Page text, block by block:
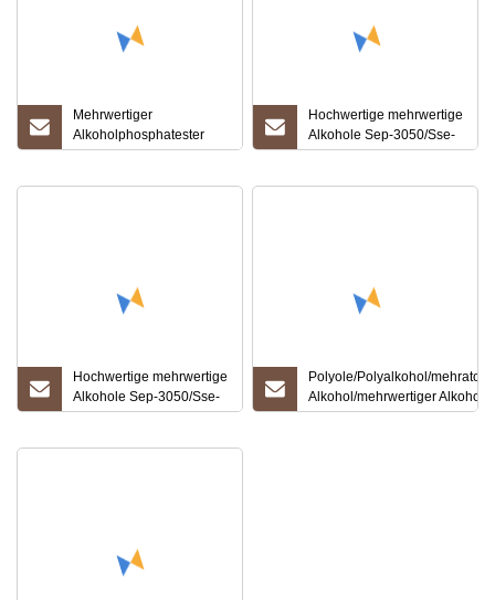
Mehrwertiger
Alkoholphosphatester
(PAPE) 50 %
Hochwertige mehrwertige
Alkohole Sep-3050/Sse-
2028/Sse-2038
Hochwertige mehrwertige
Alkohole Sep-3050/Sse-
2028/Sse-2038 zu
Polyole/Polyalkohol/
Alkohol/mehrwertiger Alkohol
126-30-7 Neopentandiol